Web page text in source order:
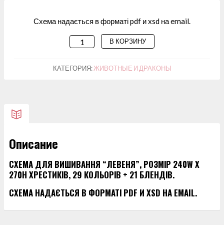
Схема надається в форматі pdf и xsd на email.
КОЛИЧЕСТВО
СХЕМА
ДЛЯ
В КОРЗИНУ
КАТЕГОРИЯ:ЖИВОТНЫЕ И ДРАКОНЫ
Описание
СХЕМА ДЛЯ ВИШИВАННЯ “ЛЕВЕНЯ”, РОЗМІР 240W X
270H ХРЕСТИКІВ, 29 КОЛЬОРІВ + 21 БЛЕНДІВ.
СХЕМА НАДАЄТЬСЯ В ФОРМАТІ PDF И XSD НА EMAIL.